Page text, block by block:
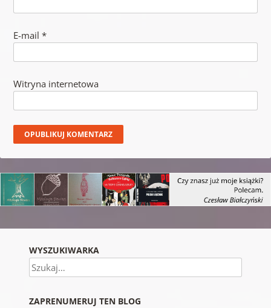
E-mail *
Witryna internetowa
WYSZUKIWARKA
Szukaj
ZAPRENUMERUJ TEN BLOG